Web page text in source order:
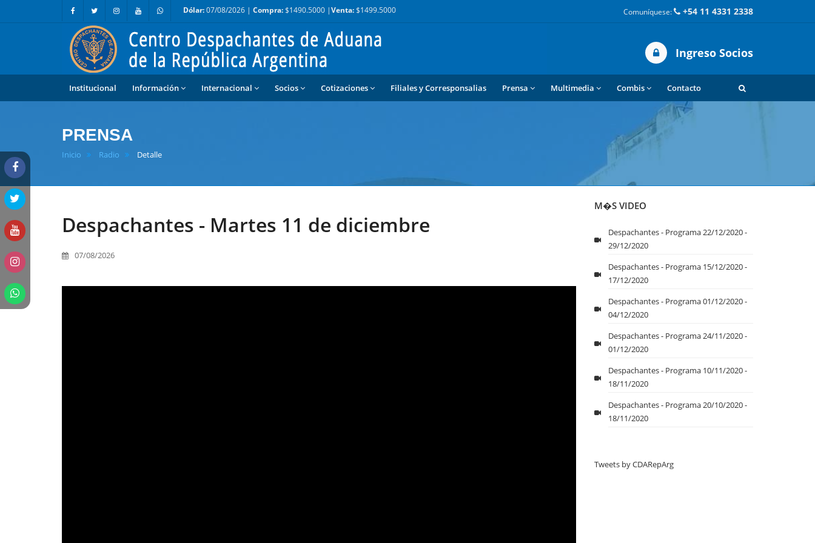
Dólar:07/08/2026 | Compra:$1490.5000 |Venta:$1499.5000 Comuníquese: +54 11 4331 2338
Ingreso Socios
Institucional Información Internacional Socios Cotizaciones Filiales y Corresponsalias Prensa Multimedia Combis Contacto
PRENSA
Inicio Radio Detalle
Despachantes - Martes 11 de diciembre
07/08/2026
M�S VIDEO
Despachantes - Programa 22/12/2020 -
29/12/2020
Despachantes - Programa 15/12/2020 -
17/12/2020
Despachantes - Programa 01/12/2020 -
04/12/2020
Despachantes - Programa 24/11/2020 -
01/12/2020
Despachantes - Programa 10/11/2020 -
18/11/2020
Despachantes - Programa 20/10/2020 -
18/11/2020
Tweets by CDARepArg